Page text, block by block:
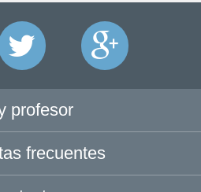
profesor
frecuentes